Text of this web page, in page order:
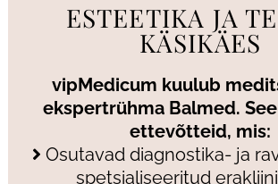
ESTEETIKA JA
KÄSIKÄES
vipMedicum kuulub
ekspertrühma Balmed.
ettevõtteid, mis:
Osutavad diagnostika- ja
spetsialiseeritud